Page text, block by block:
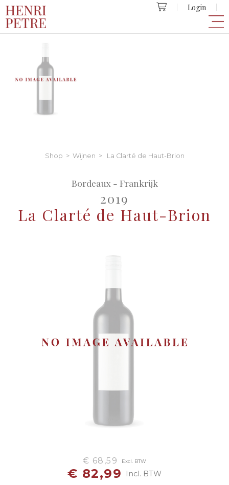
Login
Shop > Wijnen > La Clarté de Haut-Brion
Bordeaux - Frankrijk
2019
La Clarté de Haut-Brion
€ 68,59 Excl. BTW
€ 82,99 Incl. BTW